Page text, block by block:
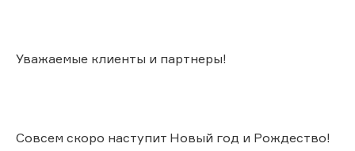
Уважаемые клиенты и партнеры!
Совсем скоро наступит Новый год и Рождество!